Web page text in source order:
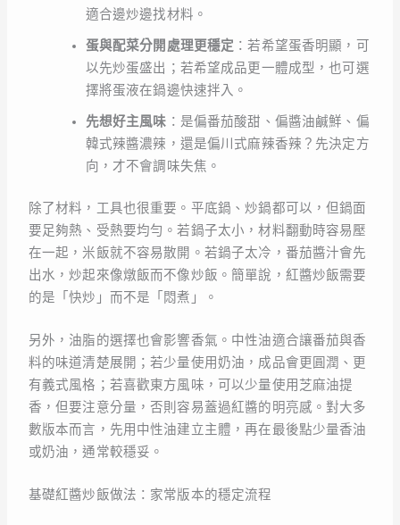
適合邊炒邊找材料。
蛋與配菜分開處理更穩定 ：若希望蛋香明顯，可
以先炒蛋盛出；若希望成品更一體成型，也可選
擇將蛋液在鍋邊快速拌入。
先想好主風味 ：是偏番茄酸甜、偏醬油鹹鮮、偏
韓式辣醬濃辣，還是偏川式麻辣香辣？先決定方
向，才不會調味失焦。
除了材料，工具也很重要。平底鍋、炒鍋都可以，但鍋面
要足夠熱、受熱要均勻。若鍋子太小，材料翻動時容易壓
在一起，米飯就不容易散開。若鍋子太冷，番茄醬汁會先
出水，炒起來像燉飯而不像炒飯。簡單說，紅醬炒飯需要
的是「快炒」而不是「悶煮」。
另外，油脂的選擇也會影響香氣。中性油適合讓番茄與香
料的味道清楚展開；若少量使用奶油，成品會更圓潤、更
有義式風格；若喜歡東方風味，可以少量使用芝麻油提
香，但要注意分量，否則容易蓋過紅醬的明亮感。對大多
數版本而言，先用中性油建立主體，再在最後點少量香油
或奶油，通常較穩妥。
基礎紅醬炒飯做法：家常版本的穩定流程